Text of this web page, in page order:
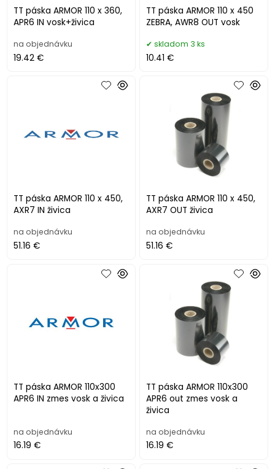
TT páska ARMOR 110 x 360,
APR6 IN vosk+živica
na objednávku
19.42 €
TT páska ARMOR 110 x 450
ZEBRA, AWR8 OUT vosk
skladom 3 ks
10.41 €
TT páska ARMOR 110 x 450,
AXR7 IN živica
na objednávku
51.16 €
TT páska ARMOR 110 x 450,
AXR7 OUT živica
na objednávku
51.16 €
TT páska ARMOR 110x300
APR6 IN zmes vosk a živica
na objednávku
16.19 €
TT páska ARMOR 110x300
APR6 out zmes vosk a
živica
na objednávku
16.19 €